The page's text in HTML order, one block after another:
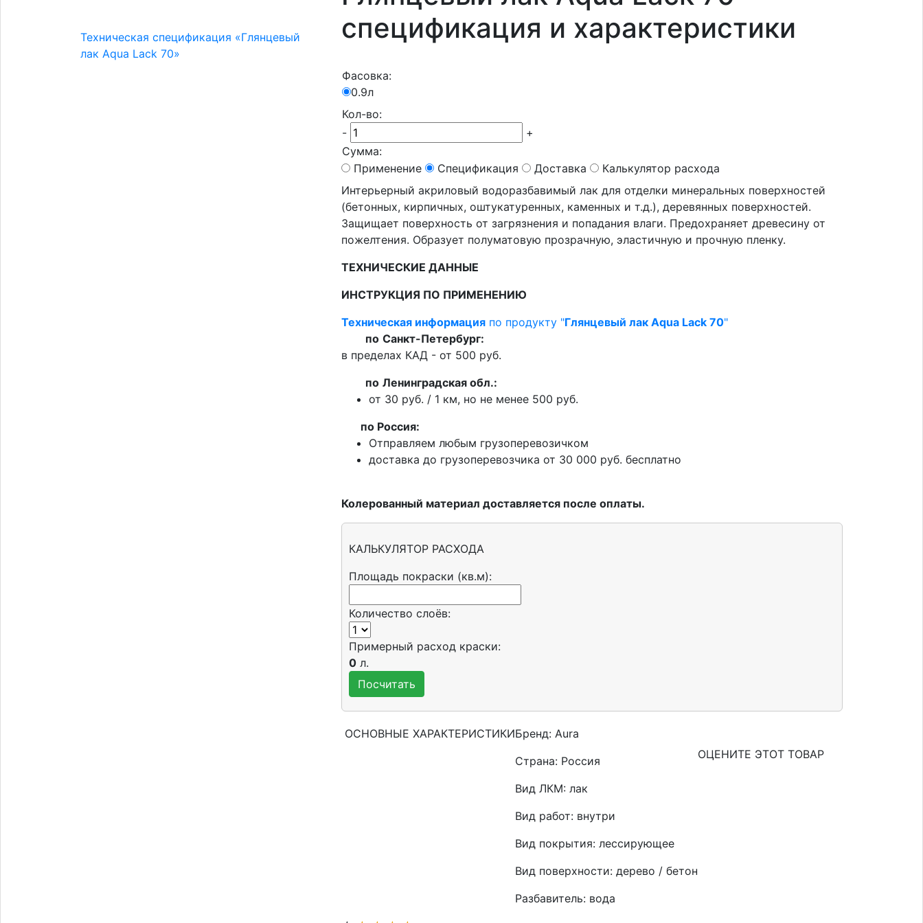
Техническая спецификация «Глянцевый
лак Aqua Lack 70»
спецификация и характеристики
Фасовка:
0.9л
Кол-во:
-
+
Сумма:
Применение
Спецификация Доставка
Калькулятор расхода
Интерьерный акриловый водоразбавимый лак для отделки минеральных поверхностей
(бетонных, кирпичных, оштукатуренных, каменных и т.д.), деревянных поверхностей.
Защищает поверхность от загрязнения и попадания влаги. Предохраняет древесину от
пожелтения. Образует полуматовую прозрачную, эластичную и прочную пленку.
ТЕХНИЧЕСКИЕ ДАННЫЕ
ИНСТРУКЦИЯ ПО ПРИМЕНЕНИЮ
Техническая информация по продукту "Глянцевый лак Aqua Lack 70"
по Санкт-Петербург:
в пределах КАД - от 500 руб.
по Ленинградская обл.:
от 30 руб. / 1 км, но не менее 500 руб.
по Россия:
Отправляем любым грузоперевозичком
доставка до грузоперевозчика от 30 000 руб. бесплатно
Колерованный материал доставляется после оплаты.
КАЛЬКУЛЯТОР РАСХОДА
Площадь покраски (кв.м):
Количество слоёв:
Примерный расход краски:
0 л.
ОСНОВНЫЕ ХАРАКТЕРИСТИКИБренд: Aura
Страна: Россия
Вид ЛКМ: лак
Вид работ: внутри
Вид покрытия: лессирующее
Вид поверхности: дерево / бетон
Разбавитель: вода
ОЦЕНИТЕ ЭТОТ ТОВАР